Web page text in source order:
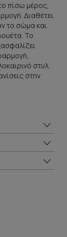
πίσω μέρος,
Διαθέτει
το σώμα και
Το
στυλ.
στην